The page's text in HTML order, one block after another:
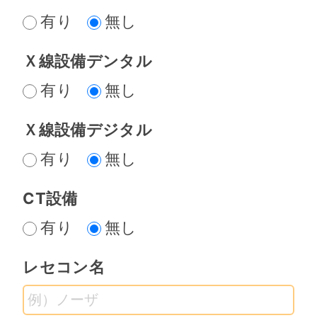
[お問合わせ先］
バートンオフィス株式会社
東京都中央区銀座4-3-10 モトキＮ４
ビル７階
電話：03-3538-6696 受付時間：9
時～18時(日祝を除く)
有り
無し
Ｘ線設備デンタル
有り
無し
Ｘ線設備デジタル
有り
無し
CT設備
有り
無し
レセコン名